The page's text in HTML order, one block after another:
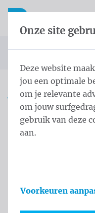
Inhoud overslaan
Taalkeuze overslaan
Open mobiele
Startpagina
Producten
Vlaggen
Officiële vlaggen
Landenvlaggen
Landenvlaggen Europa
Vlag
Productinformatie
Onze site
Deze website
jou een optimale
om je relevante
om jouw
gebruik van deze
aan.
Voorkeuren